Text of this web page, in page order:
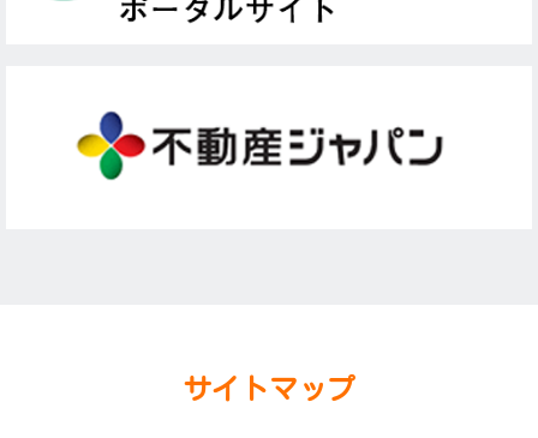
サイトマップ